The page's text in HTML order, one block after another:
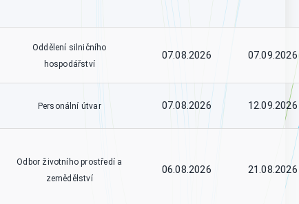
Oddělení silničního
hospodářství
07.08.2026 07.09.2026
Personální útvar 07.08.2026 12.09.2026
Odbor životního prostředí a
zemědělství
06.08.2026 21.08.2026